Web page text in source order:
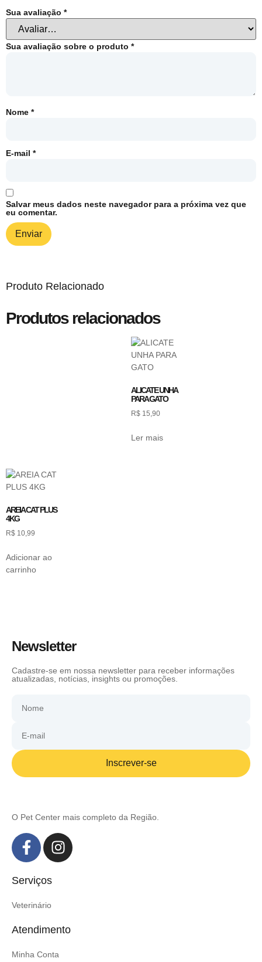
Produto Relacionado
Produtos relacionados
ALICATE UNHA
PARA GATO
R$ 15,90
Ler mais
AREIA CAT PLUS
4KG
R$ 10,99
Adicionar ao
carrinho
Sua avaliação *
Sua avaliação sobre o produto *
Nome *
E-mail *
Salvar meus dados neste navegador para a próxima vez que
eu comentar.
Newsletter
Cadastre-se em nossa newsletter para receber informações
atualizadas, notícias, insights ou promoções.
Inscrever-se
O Pet Center mais completo da Região.
Serviços
Veterinário
Atendimento
Minha Conta